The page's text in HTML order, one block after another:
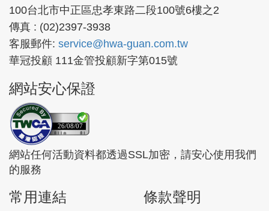
100台北市中正區忠孝東路二段100號6樓之2
傳真 : (02)2397-3938
客服郵件: service@hwa-guan.com.tw
華冠投顧 111金管投顧新字第015號
網站安心保證
26/08/07
網站任何活動資料都透過SSL加密，請安心使用我們
的服務
常用連結 條款聲明